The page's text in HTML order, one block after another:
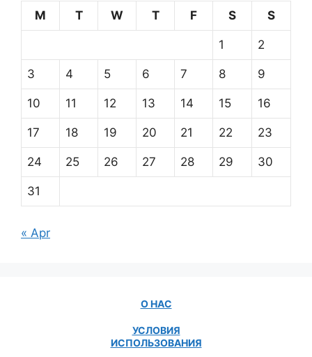
M
T W T F S S
1 2
3 4 5 6 7 8 9
10 11 12 13 14 15 16
17 18 19 20 21 22 23
24 25 26 27 28 29 30
31
« Apr
О НАС
УСЛОВИЯ
ИСПОЛЬЗОВАНИЯ